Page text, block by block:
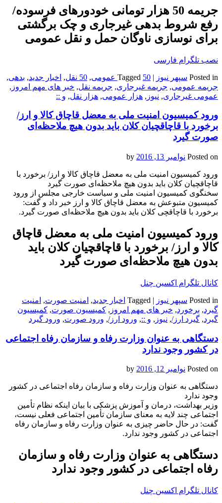
جریمه 50 هزار تومانی خودورهای فرسوده/
رفع شروط بدهی غیرجاری و چک برگشتی
برای نوسازی ناوگان حمل و نقل عمومی
نصب تلگرام فارسی
Posted in سپهر نیوز |
Tagged 50 عمومی , 50 نقل , اخبار جدید, بدهی,
جریمه عمومی, جریمه غیرجاری, جریمه نقل, خبر های مهم امروز ,
عمومی غیرجاری, نیوز , هزار عمومی, هزار نقل, و ::
ورود کمیسیون امنیت ملی به معضل قاچاق کالا و ارز/
برخورد با قاچاقچیان کلان باید بدون هیچ ملاحظه‌ای
صورت گیرد
Posted on نوامبر 13, 2016
ورود کمیسیون امنیت ملی به معضل قاچاق کالا و ارز/ برخورد با
قاچاقچیان کلان باید بدون هیچ ملاحظه‌ای صورت گیرد
سخنگوی کمیسیون امنیت ملی و سیاست خارجی مجلس از ورود
کمیسیون متبوعش به معضل قاچاق کالا و ارز خبر داد و گفت:
برخورد با قاچاقچی کلان باید بدون هیچ ملاحظه‌ای صورت گیرد.
ورود کمیسیون امنیت ملی به معضل قاچاق
کالا و ارز/ برخورد با قاچاقچیان کلان باید
بدون هیچ ملاحظه‌ای صورت گیرد
کانال تلگرام اکسین چنل
Posted in سپهر نیوز |
Tagged اخبار جدید, امنیت صورت, امنیت
گیرد, برخورد, خبر های مهم امروز , کمیسیون صورت, کمیسیون
گیرد, گیرد ارز/, نیوز , و ::, ورود ارز/, ورود صورت, ورود گیرد
دستگاهی به عنوان وزارت رفاه و سازمان رفاه اجتماعی
در کشور وجود ندارد
Posted on نوامبر 12, 2016
دستگاهی به عنوان وزارت رفاه و سازمان رفاه اجتماعی در کشور
وجود ندارد
وزیر بهداشت، درمان و آموزش پزشکی با بیان اینکه نظام تأمین
اجتماعی چند لایه به معنای سازمان تأمین اجتماعی فعلی نیست،
گفت: در حال حاضر چیزی به عنوان وزارت رفاه و سازمان رفاه
اجتماعی در کشور وجود ندارد.
دستگاهی به عنوان وزارت رفاه و سازمان
رفاه اجتماعی در کشور وجود ندارد
کانال تلگرام اکسین چنل